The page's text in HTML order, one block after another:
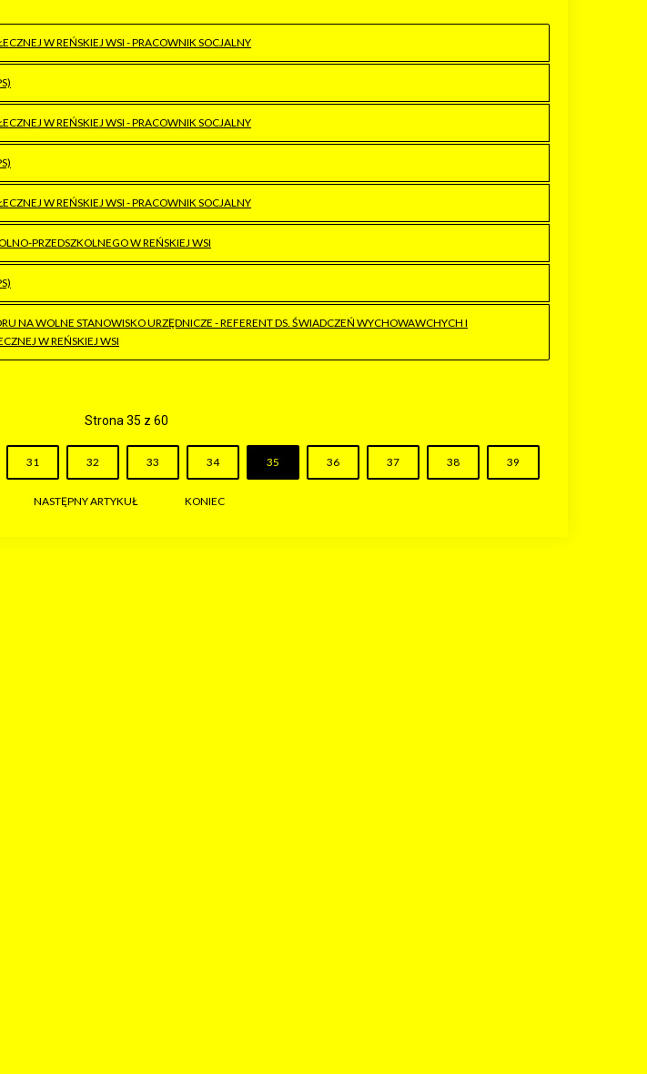
W REŃSKIEJ WSI - PRACOWNIK SOCJALNY
W REŃSKIEJ WSI - PRACOWNIK SOCJALNY
W REŃSKIEJ WSI - PRACOWNIK SOCJALNY
PRZEDSZKOLNEGO W REŃSKIEJ WSI
NA WOLNE STANOWISKO URZĘDNICZE - REFERENT DS. ŚWIADCZEŃ WYCHOWAWCHYCH I
W REŃSKIEJ WSI
Strona 35 z 60
31 32 33 34 35 36 37 38 39
NASTĘPNY ARTYKUŁ KONIEC